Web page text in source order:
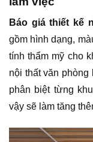
Báo giá thiết kế
gồm hình dạng,
tính thẩm mỹ cho
nội thất văn phòng
phân biệt từng
vậy sẽ làm tăng